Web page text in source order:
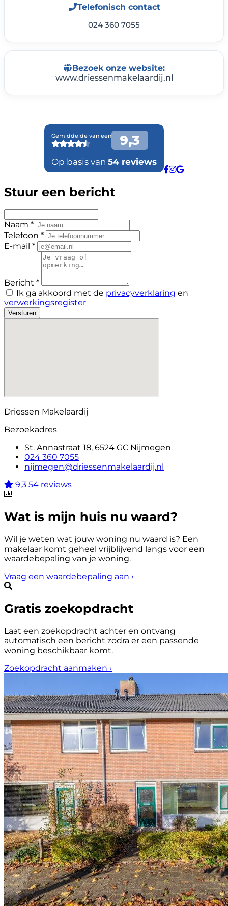
Telefonisch contact
024 360 7055
Bezoek onze website:
www.driessenmakelaardij.nl
Stuur een bericht
Naam *
Telefoon *
E-mail *
Bericht *
Ik ga akkoord met de privacyverklaring en
verwerkingsregister
Versturen
Driessen Makelaardij
Bezoekadres
St. Annastraat 18, 6524 GC Nijmegen
024 360 7055
nijmegen@driessenmakelaardij.nl
9,3 54 reviews
Wat is mijn huis nu waard?
Wil je weten wat jouw woning nu waard is? Een
makelaar komt geheel vrijblijvend langs voor een
waardebepaling van je woning.
Vraag een waardebepaling aan ›
Gratis zoekopdracht
Laat een zoekopdracht achter en ontvang
automatisch een bericht zodra er een passende
woning beschikbaar komt.
Zoekopdracht aanmaken ›